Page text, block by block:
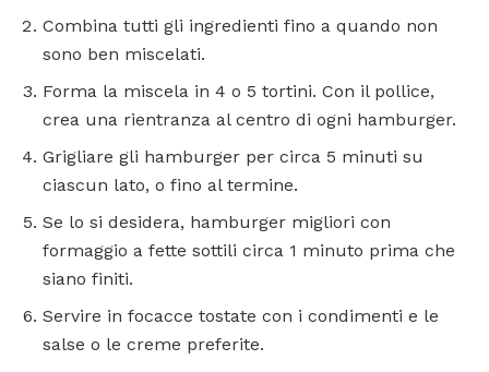
Combina tutti gli ingredienti fino a quando non
sono ben miscelati.
Forma la miscela in 4 o 5 tortini. Con il pollice,
crea una rientranza al centro di ogni hamburger.
Grigliare gli hamburger per circa 5 minuti su
ciascun lato, o fino al termine.
Se lo si desidera, hamburger migliori con
formaggio a fette sottili circa 1 minuto prima che
siano finiti.
Servire in focacce tostate con i condimenti e le
salse o le creme preferite.